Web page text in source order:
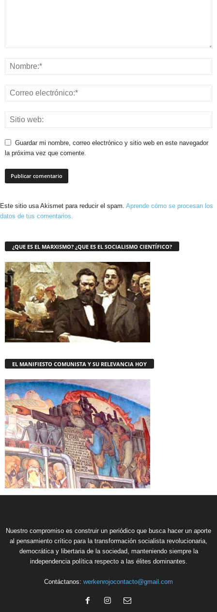
Guardar mi nombre, correo electrónico y sitio web en este navegador
la próxima vez que comente.
Este sitio usa Akismet para reducir el spam. Aprende cómo se procesan los
datos de tus comentarios.
¿QUE ES EL MARXISMO? ¿QUE ES EL SOCIALISMO CIENTÍFICO?
EL MANIFIESTO COMUNISTA Y SU RELEVANCIA HOY
Nuestro compromiso es construir un periódico que busca hacer un aporte
al pensamiento crítico para la transformación socialista revolucionaria,
democrática y libertaria de la sociedad, manteniendo siempre la
independencia política respecto a las élites dominantes.
Contáctanos: werkenrojocontacto@gmail.com